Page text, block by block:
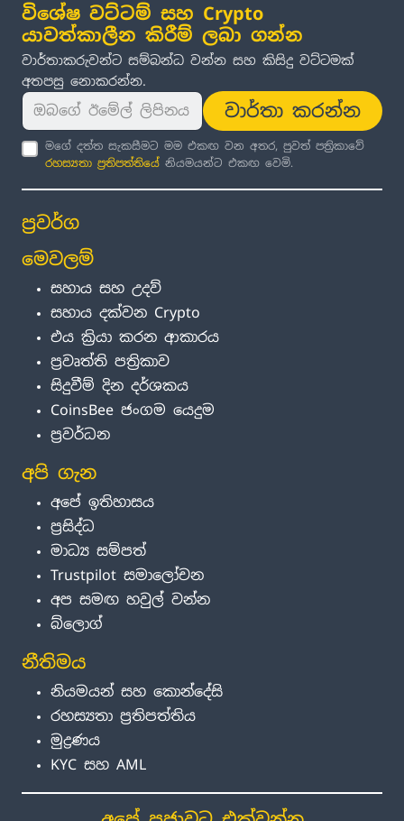
විශේෂ වට්ටම් සහ Crypto
යාවත්කාලීන කිරීම් ලබා ගන්න
වාර්තාකරුවන්ට සම්බන්ධ වන්න සහ කිසිදු වට්ටමක්
අතපසු නොකරන්න.
වාර්තා කරන්න
මගේ දත්ත සැකසීමට මම එකඟ වන අතර, පුවත් පත්‍රිකාවේ
රහස්‍යතා ප්‍රතිපත්තිය ේ නියමයන්ට එකඟ වෙමි.
ප්‍රවර්ග
මෙවලම්
සහාය සහ උදව්
සහාය දක්වන Crypto
එය ක්‍රියා කරන ආකාරය
ප්‍රවෘත්ති පත්‍රිකාව
සිදුවීම් දින දර්ශකය
CoinsBee ජංගම යෙදුම
ප්‍රවර්ධන
අපි ගැන
අපේ ඉතිහාසය
ප්‍රසිද්ධ
මාධ්‍ය සම්පත්
Trustpilot සමාලෝචන
අප සමඟ හවුල් වන්න
බ්ලොග්
නීතිමය
නියමයන් සහ කොන්දේසි
රහස්‍යතා ප්‍රතිපත්තිය
මුද්‍රණය
KYC සහ AML